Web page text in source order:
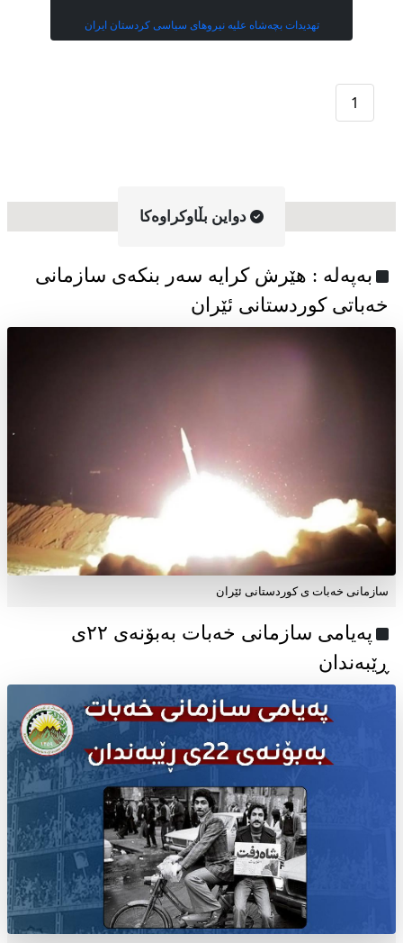
تهدیدات بچه‌شاه علیه نیروهای سیاسی کردستان ایران
1
دواین بڵاوکراوه‌کا
به‌په‌له‌ : هێرش کرایە سەر بنکەی سازمانی
خەباتی کوردستانی ئێران
سازمانی خەبات ی کوردستانی ئێران
پەیامی سازمانی خەبات بەبۆنەی ۲۲ی
ڕێبەندان